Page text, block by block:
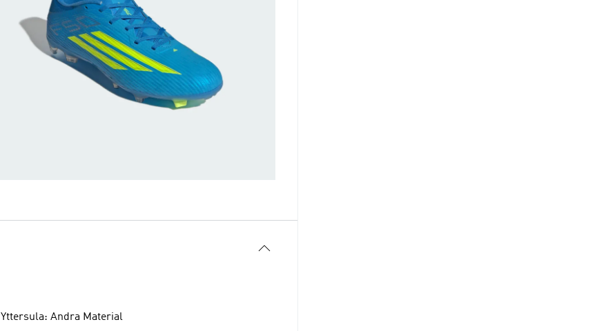
Yttersula: Andra Material